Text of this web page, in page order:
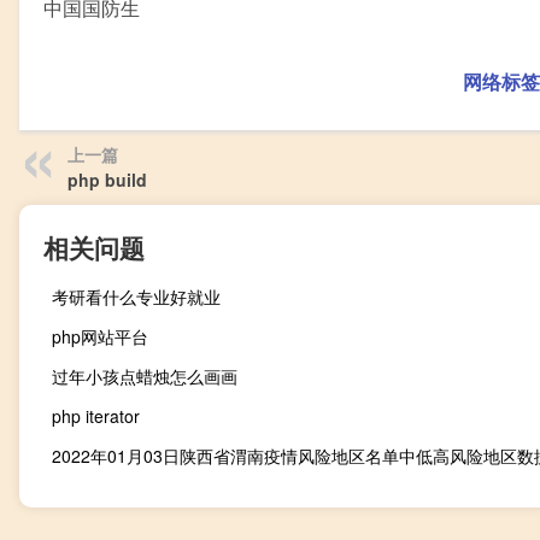
中国国防生
网络标
上一篇
php build
相关问题
考研看什么专业好就业
php网站平台
过年小孩点蜡烛怎么画画
php iterator
2022年01月03日陕西省渭南疫情风险地区名单中低高风险地区数